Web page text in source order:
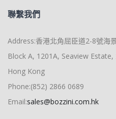
聯繫我們
Address:香港北角屈臣道2-8號海
Block A, 1201A, Seaview
Hong Kong
Phone:(852) 2866 0689
Email:sales@bozzini.com.hk